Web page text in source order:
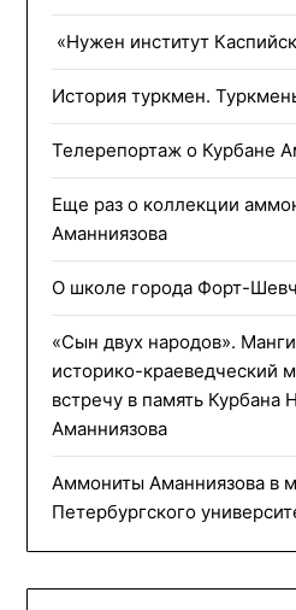
«Нужен институт
История туркмен.
Телерепортаж о Курбане
Еще раз о коллекции
Аманниязова
О школе города Форт-
«Сын двух народов».
историко-краеведческий
встречу в память Курбана
Аманниязова
Аммониты Аманниязова в
Петербургского